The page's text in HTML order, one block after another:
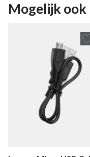
Mogelijk ook